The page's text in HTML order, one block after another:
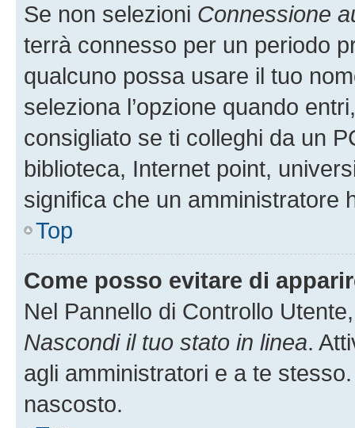
Se non selezioni Connessione
terrà connesso per un periodo
qualcuno possa usare il tuo
seleziona l’opzione quando
consigliato se ti colleghi da un
biblioteca, Internet point,
significa che un amministratore
Top
Come posso evitare di
Nel Pannello di Controllo
Nascondi il tuo stato in linea.
agli amministratori e a te
nascosto.